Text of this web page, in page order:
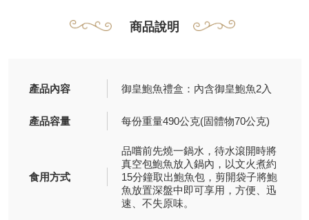
商品說明
產品內容 御皇鮑魚禮盒：內含御皇鮑魚2入
產品容量 每份重量490公克(固體物70公克)
食用方式
品嚐前先燒一鍋水，待水滾開時將
真空包鮑魚放入鍋內，以文火煮約
15分鐘取出鮑魚包，剪開袋子將鮑
魚放置深盤中即可享用，方便、迅
速、不失原味。